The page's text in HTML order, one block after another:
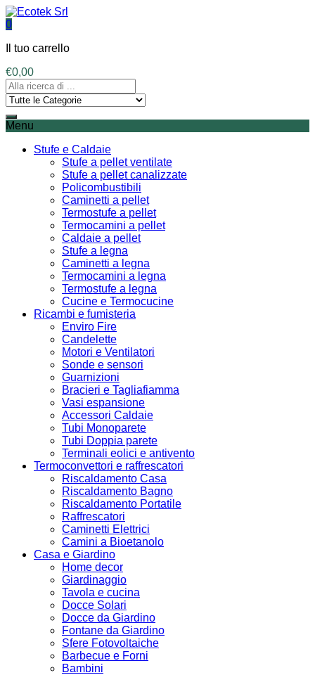
0
Il tuo carrello
€0,00
Menu
Stufe e Caldaie
Stufe a pellet ventilate
Stufe a pellet canalizzate
Policombustibili
Caminetti a pellet
Termostufe a pellet
Termocamini a pellet
Caldaie a pellet
Stufe a legna
Caminetti a legna
Termocamini a legna
Termostufe a legna
Cucine e Termocucine
Ricambi e fumisteria
Enviro Fire
Candelette
Motori e Ventilatori
Sonde e sensori
Guarnizioni
Bracieri e Tagliafiamma
Vasi espansione
Accessori Caldaie
Tubi Monoparete
Tubi Doppia parete
Terminali eolici e antivento
Termoconvettori e raffrescatori
Riscaldamento Casa
Riscaldamento Bagno
Riscaldamento Portatile
Raffrescatori
Caminetti Elettrici
Camini a Bioetanolo
Casa e Giardino
Home decor
Giardinaggio
Tavola e cucina
Docce Solari
Docce da Giardino
Fontane da Giardino
Sfere Fotovoltaiche
Barbecue e Forni
Bambini